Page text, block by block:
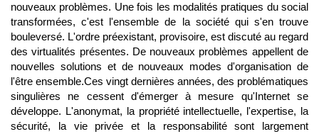
nouveaux problèmes. Une fois les modalités pratiques du social
transformées, c'est l'ensemble de la société qui s'en trouve
bouleversé. L'ordre préexistant, provisoire, est discuté au regard
des virtualités présentes. De nouveaux problèmes appellent de
nouvelles solutions et de nouveaux modes d'organisation de
l'être ensemble.Ces vingt dernières années, des problématiques
singulières ne cessent d'émerger à mesure qu'Internet se
développe. L'anonymat, la propriété intellectuelle, l'expertise, la
sécurité, la vie privée et la responsabilité sont largement